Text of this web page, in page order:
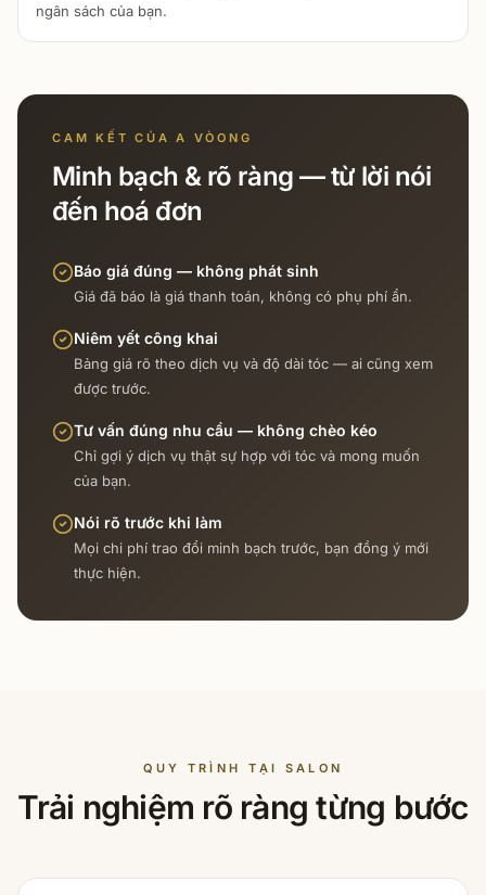
ngân sách của bạn.
CAM KẾT CỦA A VÒONG
Minh bạch & rõ ràng — từ lời nói
đến hoá đơn
Báo giá đúng — không phát sinh
Giá đã báo là giá thanh toán, không có phụ phí ẩn.
Niêm yết công khai
Bảng giá rõ theo dịch vụ và độ dài tóc — ai cũng xem
được trước.
Tư vấn đúng nhu cầu — không chèo kéo
Chỉ gợi ý dịch vụ thật sự hợp với tóc và mong muốn
của bạn.
Nói rõ trước khi làm
Mọi chi phí trao đổi minh bạch trước, bạn đồng ý mới
thực hiện.
QUY TRÌNH TẠI SALON
Trải nghiệm rõ ràng từng bước